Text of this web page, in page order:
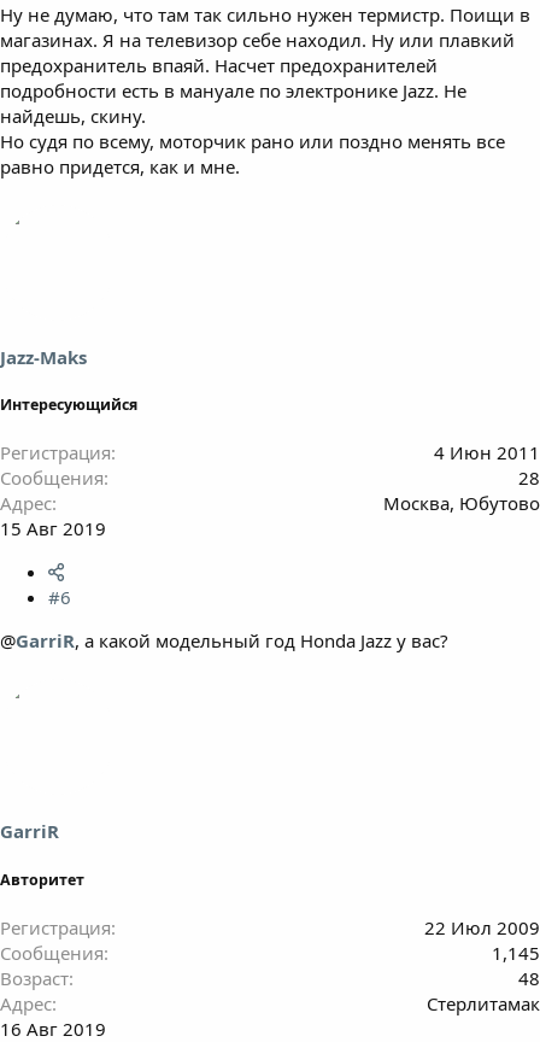
Ну не думаю, что там так сильно нужен термистр. Поищи в
магазинах. Я на телевизор себе находил. Ну или плавкий
предохранитель впаяй. Насчет предохранителей
подробности есть в мануале по электронике Jazz. Не
найдешь, скину.
Но судя по всему, моторчик рано или поздно менять все
равно придется, как и мне.
Jazz-Maks
Интересующийся
Регистрация
4 Июн 2011
Сообщения
28
Адрес
Москва, Юбутово
15 Авг 2019
#6
@GarriR, а какой модельный год Honda Jazz у вас?
GarriR
Авторитет
Регистрация
22 Июл 2009
Сообщения
1,145
Возраст
48
Адрес
Стерлитамак
16 Авг 2019